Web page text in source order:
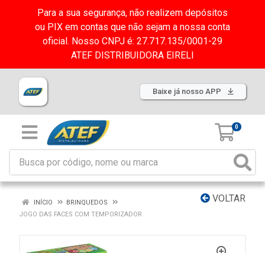
Para a sua segurança, não realizem depósitos
ou PIX em contas que não sejam a nossa conta
oficial. Nosso CNPJ é: 27.717.135/0001-29
ATEF DISTRIBUIDORA EIRELI
Baixe já nosso APP
0
VOLTAR
INÍCIO
BRINQUEDOS
JOGO DAS FACES COM TEMPORIZADOR